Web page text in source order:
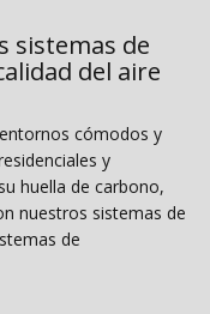
sistemas de
del aire
cómodos y
y
huella de carbono,
nuestros sistemas de
de